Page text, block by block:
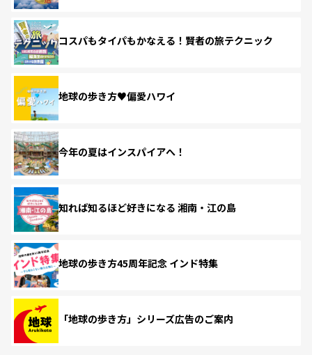
コスパもタイパもかなえる！賢者の旅テクニック
地球の歩き方♥偏愛ハワイ
今年の夏はインスパイアへ！
知れば知るほど好きになる 湘南・江の島
地球の歩き方45周年記念 インド特集
「地球の歩き方」シリーズ広告のご案内